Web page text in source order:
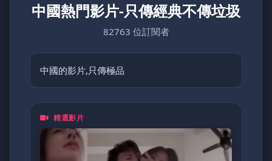
中國熱門影片-只傳經典不傳垃圾
82763 位訂閱者
中國的影片,只傳極品
精選影片